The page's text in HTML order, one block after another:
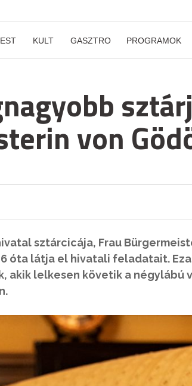
KULT GASZTRO PROGRAMOK
von
sztárcicája, Frau
óta látja el hivatali feladatait.
akik lelkesen követik a négylábú